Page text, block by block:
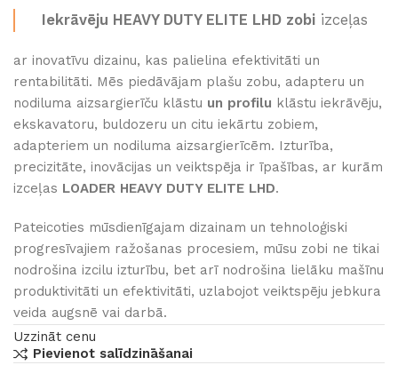
Iekrāvēju HEAVY DUTY ELITE LHD zobi izceļas
ar inovatīvu dizainu, kas palielina efektivitāti un
rentabilitāti. Mēs piedāvājam plašu zobu, adapteru un
nodiluma aizsargierīču klāstu un profilu klāstu iekrāvēju,
ekskavatoru, buldozeru un citu iekārtu zobiem,
adapteriem un nodiluma aizsargierīcēm. Izturība,
precizitāte, inovācijas un veiktspēja ir īpašības, ar kurām
izceļas LOADER HEAVY DUTY ELITE LHD.
Pateicoties mūsdienīgajam dizainam un tehnoloģiski
progresīvajiem ražošanas procesiem, mūsu zobi ne tikai
nodrošina izcilu izturību, bet arī nodrošina lielāku mašīnu
produktivitāti un efektivitāti, uzlabojot veiktspēju jebkura
veida augsnē vai darbā.
Uzzināt cenu
Pievienot salīdzināšanai